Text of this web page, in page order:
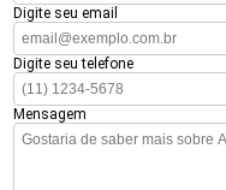
Digite seu email
Digite seu telefone
Mensagem